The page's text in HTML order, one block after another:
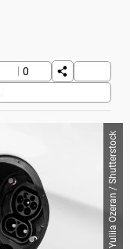
0
Yuliia Ozeran / Shutterstock